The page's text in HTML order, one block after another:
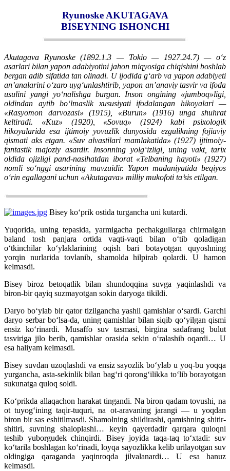
Ryunoske AKUTAGAVA
BISEYNING ISHONCHI
Akutagava Ryunoske (1892.1.3 — Tokio — 1927.24.7) — o‘z
asarlari bilan yapon adabiyotini jahon miqyosiga chiqishini boshlab
bergan adib sifatida tan olinadi. U ijodida g‘arb va yapon adabiyeti
an’analarini o‘zaro uyg‘unlashtirib, yapon an’anaviy tasvir va ifoda
usulini yangi yo‘nalishga burgan. Inson ongining «jumboq»ligi,
oldindan aytib bo‘lmaslik xususiyati ifodalangan hikoyalari —
«Rasyomon darvozasi» (1915), «Burun» (1916) unga shuhrat
keltiradi. «Kuz» (1920), «Sovuq» (1924) kabi psixologik
hikoyalarida esa ijtimoiy yovuzlik dunyosida ezgulikning fojiaviy
qismati aks etgan. «Suv alvastilari mamlakatida» (1927) ijtimoiy-
fantastik majoziy asardir. Insonning yolg‘izligi, uning vakt, tarix
oldida ojizligi pand-nasihatdan iborat «Telbaning hayoti» (1927)
nomli so‘nggi asarining mavzuidir. Yapon madaniyatida beqiyos
o‘rin egallagani uchun «Akutagava» milliy mukofoti ta’sis etilgan.
Bisey ko‘prik ostida turgancha uni kutardi.
Yuqorida, uning tepasida, yarmigacha pechakgullarga chirmalgan
baland tosh panjara ortida vaqti-vaqti bilan o‘tib qoladigan
o‘tkinchilar ko‘ylaklarining oqish bari botayotgan quyoshning
yorqin nurlarida tovlanib, shamolda hilpirab qolardi. U hamon
kelmasdi.
Bisey biroz betoqatlik bilan shundoqqina suvga yaqinlashdi va
biron-bir qayiq suzmayotgan sokin daryo­ga tikildi.
Daryo bo‘ylab bir qator tizilgancha yashil qamishlar o‘sardi. Garchi
daryo serbar bo‘lsa-da, uning qamishlar bilan siqib qo‘yilgan qismi
ensiz ko‘rinardi. Musaffo suv tasmasi, birgina sadafrang bulut
tasviriga jilo berib, qamishlar orasida sekin o‘ralashib oqardi… U
esa haliyam kelmasdi.
Bisey suvdan uzoqlashdi va ensiz sayozlik bo‘ylab u yoq-bu yoqqa
yurgancha, asta-sekinlik bilan bag‘ri qoron­g‘ilikka to‘lib borayotgan
sukunatga quloq soldi.
Ko‘prikda allaqachon harakat tingandi. Na biron qadam tovushi, na
ot tuyog‘ining taqir-tuquri, na ot-aravaning jarangi — u yoqdan
biron bir sas eshitilmasdi. Shamolning shildirashi, qamishning shitir-
shitiri, suvning shaloplashi… keyin qayerdadir qarqara quloqni
teshib yuborgudek chinqirdi. Bisey joyida taqa-taq to‘xtadi: suv
ko‘tarila boshlagan ko‘rinadi, loyqa sayozlikka kelib urilayotgan suv
oldingiga qaraganda yaqinroqda jilvalanardi… U esa hanuz
kelmasdi.